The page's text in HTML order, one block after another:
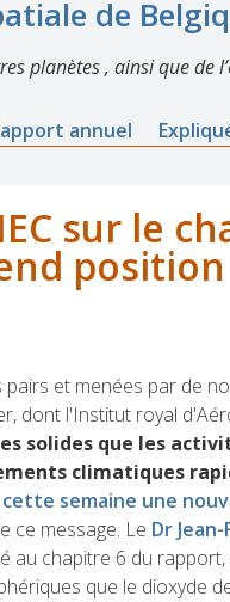
de
planètes , ainsi que de
annuel
sur le
position
et menées par de
dont l'Institut royal
solides que les
climatiques
cette semaine une
ce message. Le Dr
au chapitre 6 du
que le dioxyde